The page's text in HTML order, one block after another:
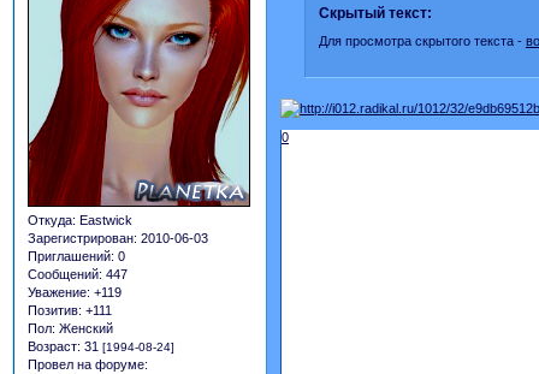
Откуда: Eastwick
Зарегистрирован: 2010-06-03
Приглашений: 0
Сообщений: 447
Уважение: +119
Позитив: +111
Пол: Женский
Возраст: 31 [1994-08-24]
Провел на форуме:
Скрытый текст:
Для просмотра скрытого текста -
0